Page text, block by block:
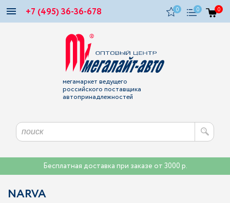
+7 (495) 36-36-678 0 0 0
мегамаркет ведущего
российского поставщика
автопринадлежностей
Бесплатная доставка при заказе от 3000 р.
NARVA